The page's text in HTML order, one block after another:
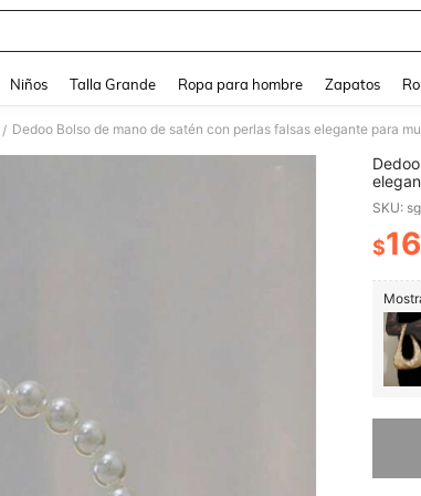
Niños Talla Grande Ropa para hombre Zapatos
/
de
con
SKU:
$16
Lo